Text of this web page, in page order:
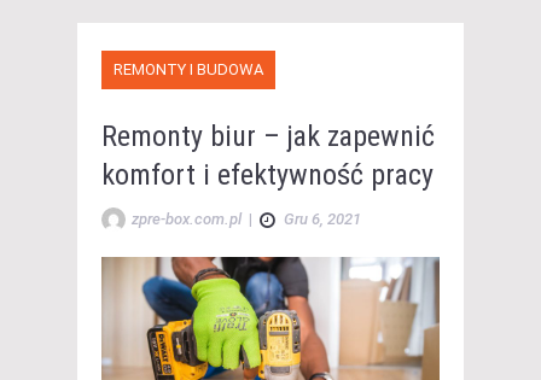
REMONTY I BUDOWA
Remonty biur – jak zapewnić
komfort i efektywność pracy
zpre-box.com.pl | Gru 6, 2021